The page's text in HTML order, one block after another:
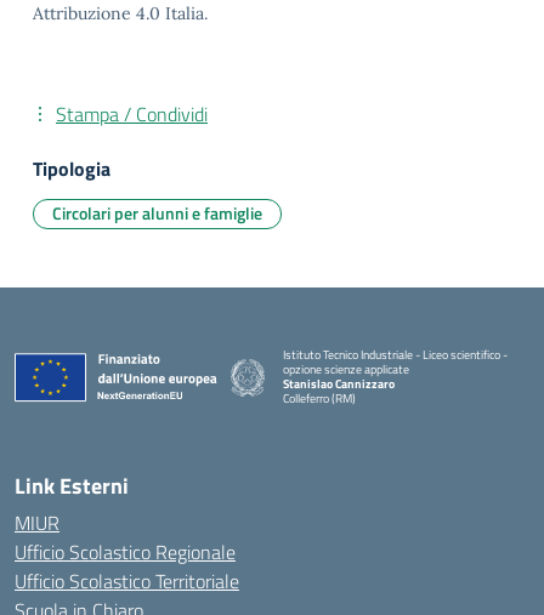
Attribuzione 4.0 Italia.
Stampa / Condividi
Tipologia
Circolari per alunni e famiglie
Istituto Tecnico Industriale - Liceo scientifico -
opzione scienze applicate
Stanislao Cannizzaro
Colleferro (RM)
Link Esterni
MIUR
Ufficio Scolastico Regionale
Ufficio Scolastico Territoriale